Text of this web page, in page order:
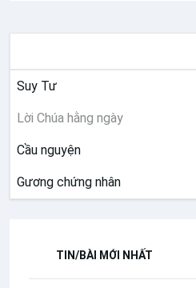
Suy Tư
Lời Chúa hằng ngày
Cầu nguyện
Gương chứng nhân
TIN/BÀI MỚI NHẤT